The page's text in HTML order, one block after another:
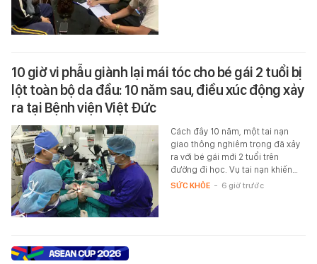
10 giờ vi phẫu giành lại mái tóc cho bé gái 2 tuổi bị
lột toàn bộ da đầu: 10 năm sau, điều xúc động xảy
ra tại Bệnh viện Việt Đức
Cách đây 10 năm, một tai nạn
giao thông nghiêm trọng đã xảy
ra với bé gái mới 2 tuổi trên
đường đi học. Vụ tai nạn khiến…
SỨC KHỎE - 6 giờ trước